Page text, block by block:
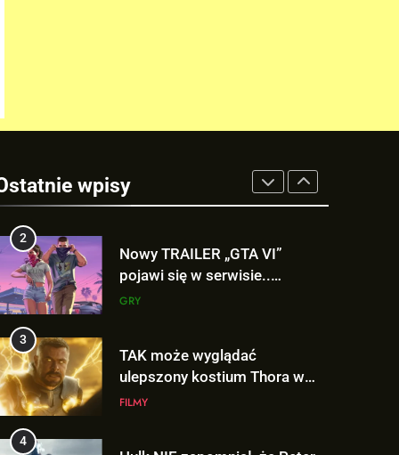
wpisypojawi się w serwisie..
NETFLIX!
GRY
3
TAK może wyglądać
ulepszony kostium Thora w
„AVENGERS: DOOMSDAY”!
FILMY
4
Hulk NIE zapomniał, że Peter
Parker to Spider-Man?!
FILMY
5